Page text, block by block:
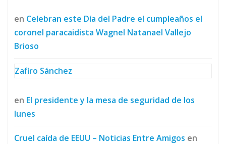
en Celebran este Día del Padre el cumpleaños el
coronel paracaidista Wagnel Natanael Vallejo
Brioso
Zafiro Sánchez
en El presidente y la mesa de seguridad de los
lunes
Cruel caída de EEUU – Noticias Entre Amigos en